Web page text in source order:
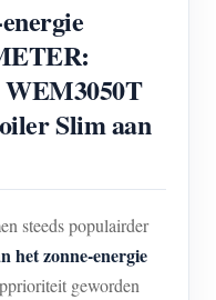
Slim aan
steeds populairder
het zonne-energie
geworden